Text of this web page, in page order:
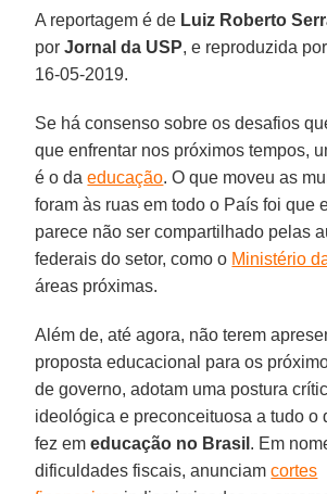
A reportagem é de Luiz Roberto
por Jornal da USP, e reproduzida por
16-05-2019.
Se há consenso sobre os desafios
que enfrentar nos próximos tempos,
é o daeducação. O que moveu as
foram às ruas em todo o País foi que
parece não ser compartilhado pelas
federais do setor, como o Ministério
áreas próximas.
Além de, até agora, não terem
proposta educacional para os
de governo, adotam uma postura
ideológica e preconceituosa a tudo o
fez emeducação no Brasil . Em
dificuldades fiscais, anunciamcortes